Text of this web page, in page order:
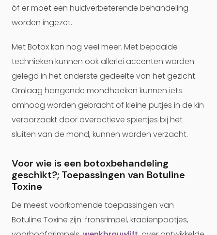
óf er moet een huidverbeterende behandeling
worden ingezet.
Met Botox kan nog veel meer. Met bepaalde
technieken kunnen ook allerlei accenten worden
gelegd in het onderste gedeelte van het gezicht.
Omlaag hangende mondhoeken kunnen iets
omhoog worden gebracht of kleine putjes in de kin
veroorzaakt door overactieve spiertjes bij het
sluiten van de mond, kunnen worden verzacht.
Voor wie is een botoxbehandeling
geschikt?; Toepassingen van Botuline
Toxine
De meest voorkomende toepassingen van
Botuline Toxine zijn: fronsrimpel, kraaienpootjes,